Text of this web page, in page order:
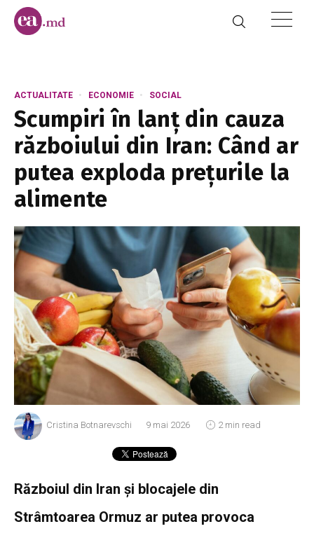
ACTUALITATE ECONOMIE SOCIAL
Scumpiri în lanț din cauza
războiului din Iran: Când ar
putea exploda prețurile la
alimente
Cristina Botnarevschi 9 mai 2026 2 min read
Războiul din Iran și blocajele din
Strâmtoarea Ormuz ar putea provoca